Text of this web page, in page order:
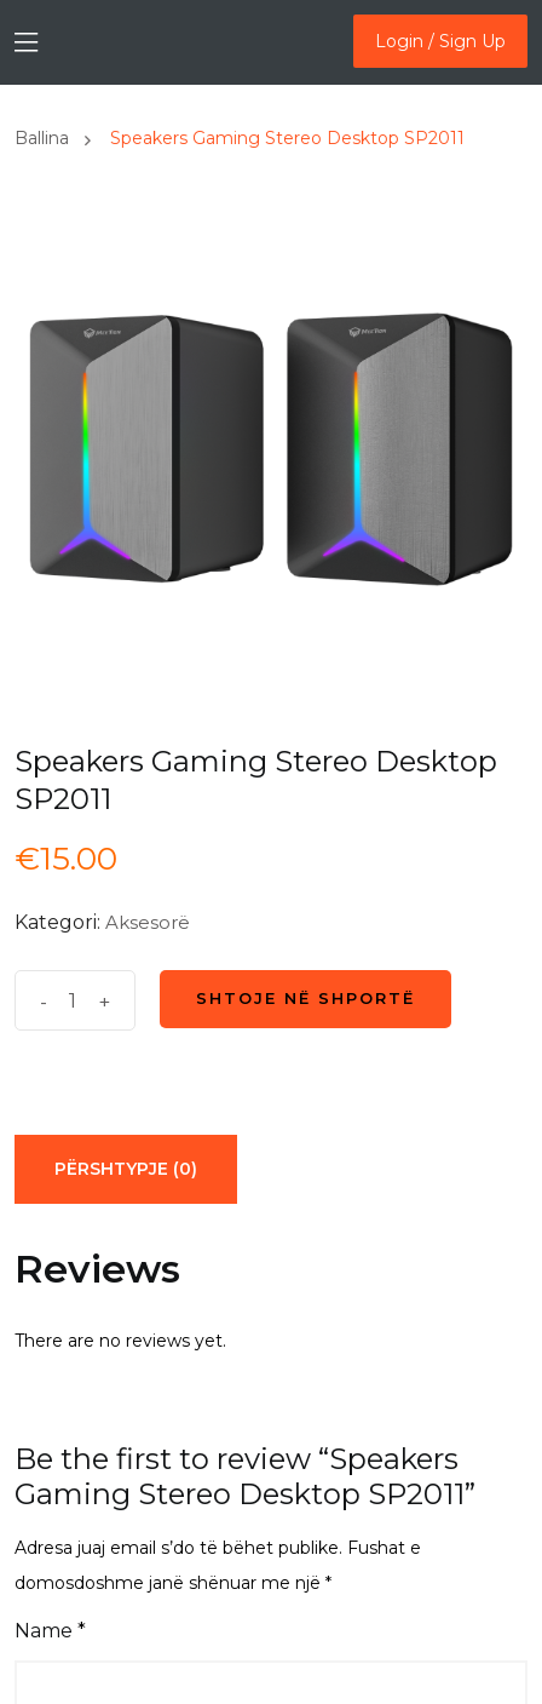
Login / Sign Up
Login / Sign Up
Ballina Speakers Gaming Stereo Desktop SP2011
Speakers Gaming Stereo Desktop
SP2011
€15.00
Kategori: Aksesorë
quantity
- +
SHTOJE NË SHPORTË
PËRSHTYPJE (0)
Reviews
There are no reviews yet.
Be the first to review “Speakers
Gaming Stereo Desktop SP2011”
Adresa juaj email s’do të bëhet publike. Fushat e
domosdoshme janë shënuar me një *
Name *